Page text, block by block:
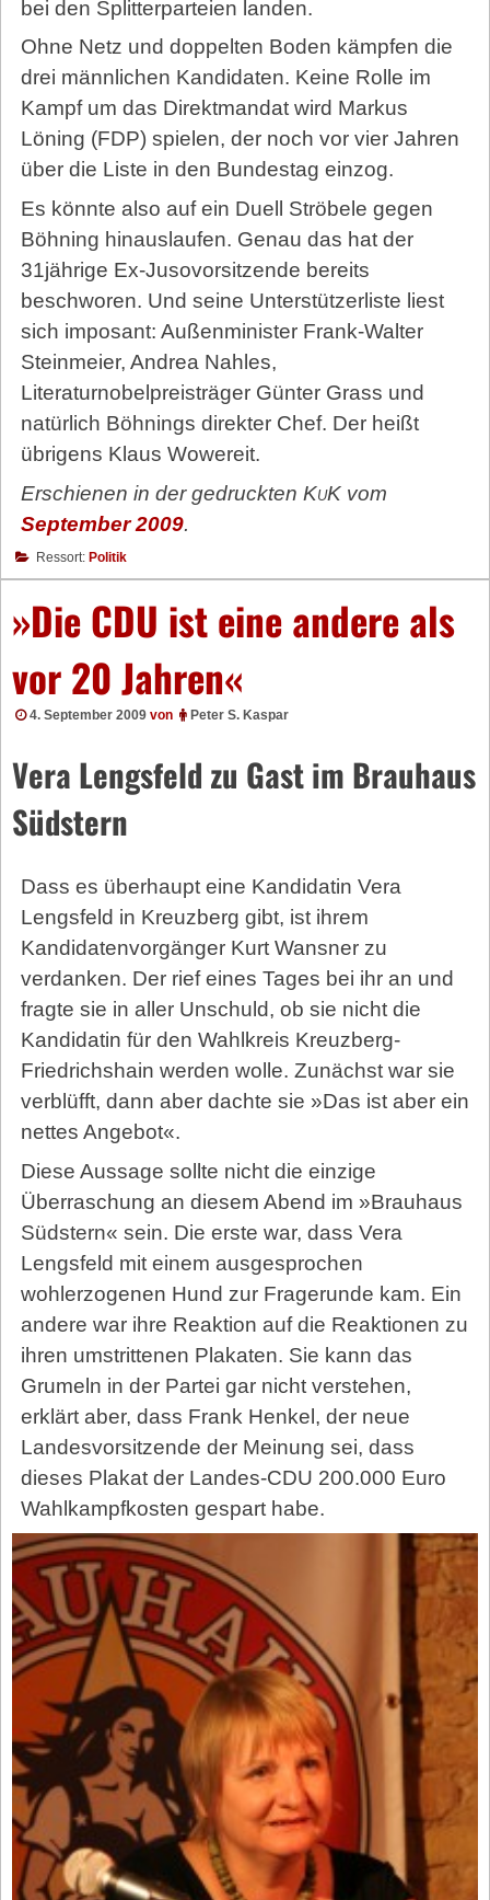
bei den Splitterparteien landen.
Ohne Netz und doppelten Boden kämpfen die
drei männlichen Kandidaten. Keine Rolle im
Kampf um das Direktmandat wird Markus
Löning (FDP) spielen, der noch vor vier Jahren
über die Liste in den Bundestag einzog.
Es könnte also auf ein Duell Ströbele gegen
Böhning hinauslaufen. Genau das hat der
31jährige Ex-Jusovorsitzende bereits
beschworen. Und seine Unterstützerliste liest
sich imposant: Außenminister Frank-Walter
Steinmeier, Andrea Nahles,
Literaturnobelpreisträger Günter Grass und
natürlich Böhnings direkter Chef. Der heißt
übrigens Klaus Wowereit.
Erschienen in der gedruckten KuKvom
September 2009.
Ressort: Politik
»Die CDU ist eine andere als
vor 20 Jahren«
4. September 2009 von Peter S. Kaspar
Vera Lengsfeld zu Gast im Brauhaus
Südstern
Dass es überhaupt eine Kandidatin Vera
Lengsfeld in Kreuzberg gibt, ist ihrem
Kandidatenvorgänger Kurt Wansner zu
verdanken. Der rief eines Tages bei ihr an und
fragte sie in aller Unschuld, ob sie nicht die
Kandidatin für den Wahlkreis Kreuzberg-
Friedrichshain werden wolle. Zunächst war sie
verblüfft, dann aber dachte sie »Das ist aber ein
nettes Angebot«.
Diese Aussage sollte nicht die einzige
Überraschung an diesem Abend im »Brauhaus
Südstern« sein. Die erste war, dass Vera
Lengsfeld mit einem ausgesprochen
wohlerzogenen Hund zur Fragerunde kam. Ein
andere war ihre Reaktion auf die Reaktionen zu
ihren umstrittenen Plakaten. Sie kann das
Grumeln in der Partei gar nicht verstehen,
erklärt aber, dass Frank Henkel, der neue
Landesvorsitzende der Meinung sei, dass
dieses Plakat der Landes-CDU 200.000 Euro
Wahlkampfkosten gespart habe.